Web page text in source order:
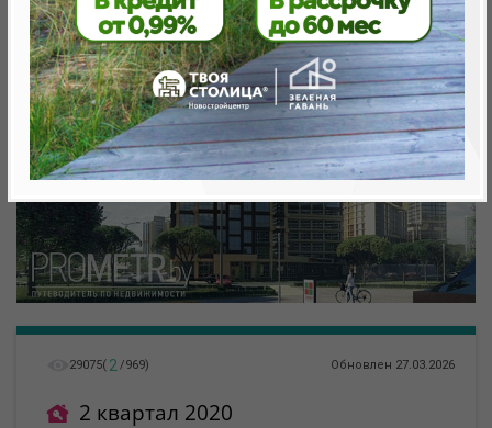
29075( 2 /969) Обновлен 27.03.2026
2 квартал 2020